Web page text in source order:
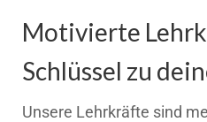
Motivierte
Schlüssel zu
Unsere Lehrkräfte sind